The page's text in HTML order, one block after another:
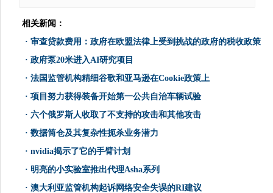
相关新闻：
· 审查贷款费用：政府在欧盟法律上受到挑战的政府的税收政策
· 政府泵20米进入AI研究项目
· 法国监管机构精细谷歌和亚马逊在Cookie政策上
· 项目努力获得装备开始第一公共自治车辆试验
· 六个俄罗斯人收取了不支持的攻击和其他攻击
· 数据筒仓及其复杂性扼杀业务潜力
· nvidia揭示了它的手臂计划
· 明亮的小实验室推出代理Asha系列
· 澳大利亚监管机构起诉网络安全失误的RI建议